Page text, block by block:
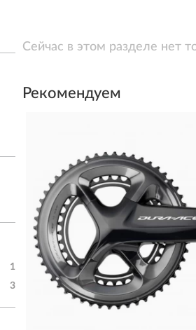
1
3
Сейчас в этом разделе нет
Рекомендуем